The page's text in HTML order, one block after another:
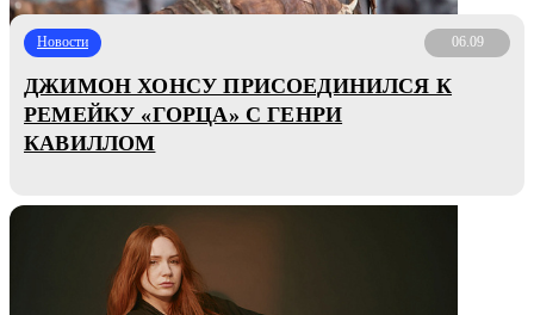
Новости 06.09
ДЖИМОН ХОНСУ ПРИСОЕДИНИЛСЯ К
РЕМЕЙКУ «ГОРЦА» С ГЕНРИ
КАВИЛЛОМ